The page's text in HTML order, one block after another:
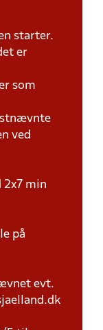
starter.
er
som
ved
2x7 min
på
evt.